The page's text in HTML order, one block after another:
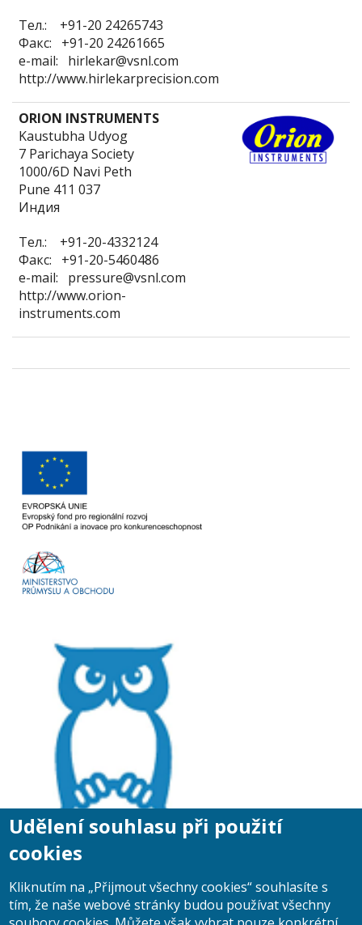
Тел.: +91-20 24265743
Факс: +91-20 24261665
e-mail: hirlekar@vsnl.com
http://www.hirlekarprecision.com
ORION INSTRUMENTS
Kaustubha Udyog
7 Parichaya Society
1000/6D Navi Peth
Pune 411 037
Индия
Тел.: +91-20-4332124
Факс: +91-20-5460486
e-mail: pressure@vsnl.com
http://www.orion-
instruments.com
Udělení souhlasu při použití
cookies
Kliknutím na „Přijmout všechny cookies“ souhlasíte s
tím, že naše webové stránky budou používat všechny